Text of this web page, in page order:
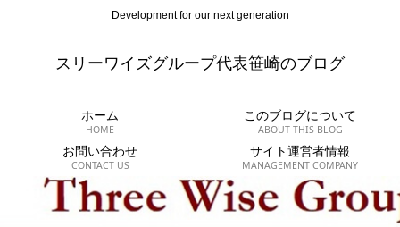
Development for our next generation
スリーワイズグループ代表笹崎のブログ
ホーム
HOME
このブログについて
ABOUT THIS BLOG
お問い合わせ
CONTACT US
サイト運営者情報
MANAGEMENT COMPANY